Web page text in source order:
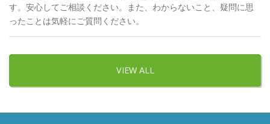
す。安心してご相談ください。また、わからないこと、疑問に思
ったことは気軽にご質問ください。
VIEW ALL